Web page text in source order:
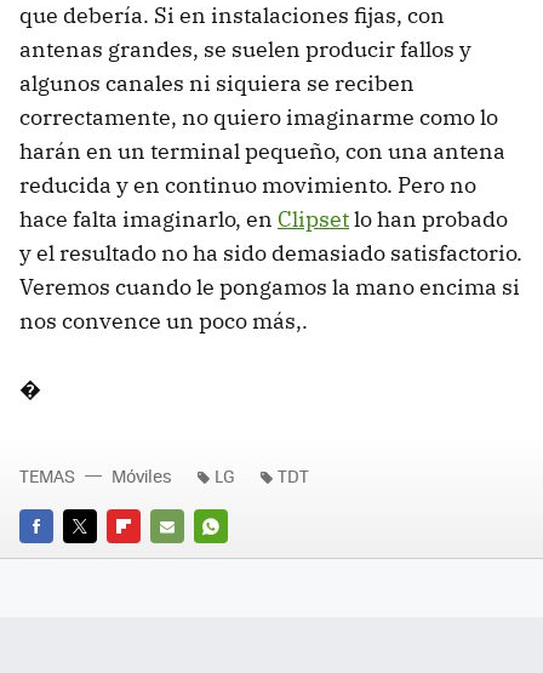
que debería. Si en instalaciones fijas, con
antenas grandes, se suelen producir fallos y
algunos canales ni siquiera se reciben
correctamente, no quiero imaginarme como lo
harán en un terminal pequeño, con una antena
reducida y en continuo movimiento. Pero no
hace falta imaginarlo, en Clipsetlo han probado
y el resultado no ha sido demasiado satisfactorio.
Veremos cuando le pongamos la mano encima si
nos convence un poco más,.
�
FACEBOOK
TWITTERFLIPBOARD
E-
WHATSAPP
TEMAS Móviles LG TDT